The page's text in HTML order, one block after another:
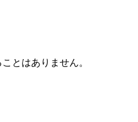
とはありません。